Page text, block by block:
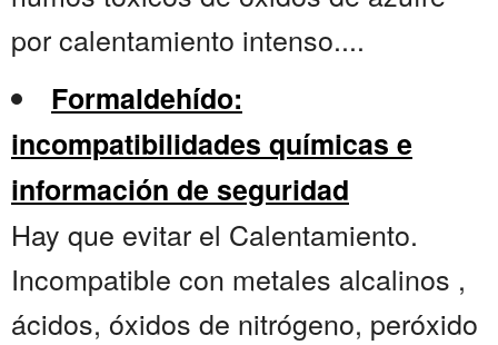
por calentamiento intenso....
Formaldehído:
incompatibilidades químicas e
información de seguridad
Hay que evitar el Calentamiento.
Incompatible con metales alcalinos ,
ácidos, óxidos de nitrógeno, peróxido